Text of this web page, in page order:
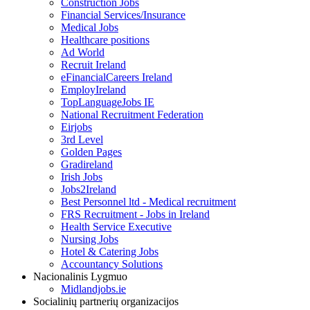
Financial Services/Insurance
Medical Jobs
Healthcare positions
Ad World
Recruit Ireland
eFinancialCareers Ireland
EmployIreland
TopLanguageJobs IE
National Recruitment Federation
Eirjobs
3rd Level
Golden Pages
Gradireland
Irish Jobs
Jobs2Ireland
Best Personnel ltd - Medical recruitment
FRS Recruitment - Jobs in Ireland
Health Service Executive
Nursing Jobs
Hotel & Catering Jobs
Accountancy Solutions
Nacionalinis Lygmuo
Midlandjobs.ie
Socialinių partnerių organizacijos